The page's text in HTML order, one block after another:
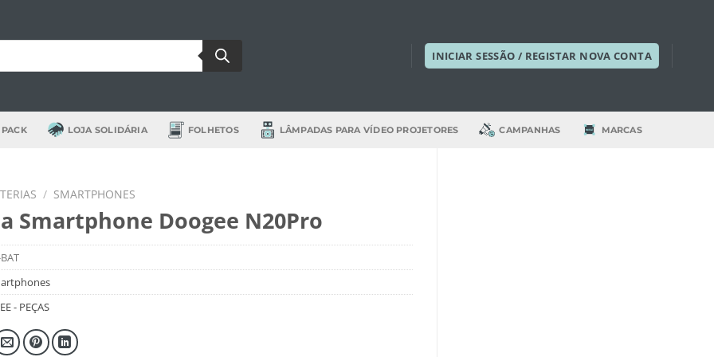
INICIAR SESSÃO / REGISTAR NOVA CONTA
LOJA SOLIDÁRIA FOLHETOS LÂMPADAS PARA VÍDEO PROJETORES CAMPANHAS MARCAS
/ SMARTPHONES
Smartphone Doogee N20Pro
- PEÇAS